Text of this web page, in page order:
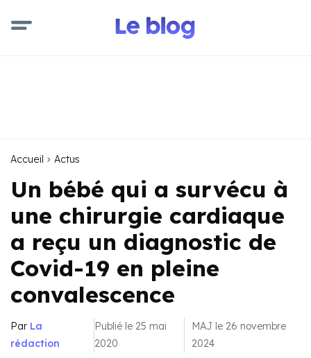
Accueil Actus
Un bébé qui a survécu à
une chirurgie cardiaque
a reçu un diagnostic de
Covid-19 en pleine
convalescence
Par La
rédaction
Publié le 25 mai
2020
MAJ le 26 novembre
2024